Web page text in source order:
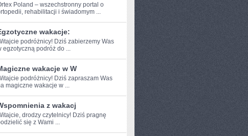
Poland – wszechstronny portal o
rehabilitacji i świadomym ...
wakacje:
podróżnicy! Dziś zabierzemy Was
egzotyczną podróż do⁣ ...
wakacje w W
podróżnicy! Dziś zapraszam Was
magiczne wakacje w ...
z wakacj
⁣drodzy ‌czytelnicy! Dziś ​pragnę
się z Wami ...